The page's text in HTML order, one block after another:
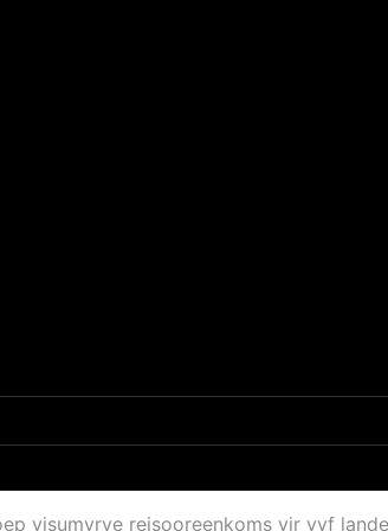
visumvrye reisooreenkoms vir vyf lande